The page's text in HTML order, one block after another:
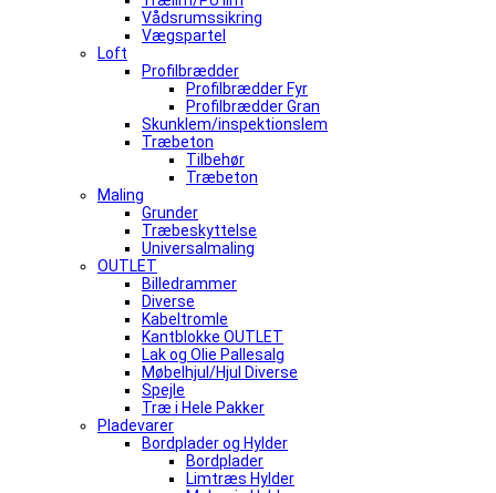
Vådsrumssikring
Vægspartel
Loft
Profilbrædder
Profilbrædder Fyr
Profilbrædder Gran
Skunklem/inspektionslem
Træbeton
Tilbehør
Træbeton
Maling
Grunder
Træbeskyttelse
Universalmaling
OUTLET
Billedrammer
Diverse
Kabeltromle
Kantblokke OUTLET
Lak og Olie Pallesalg
Møbelhjul/Hjul Diverse
Spejle
Træ i Hele Pakker
Pladevarer
Bordplader og Hylder
Bordplader
Limtræs Hylder